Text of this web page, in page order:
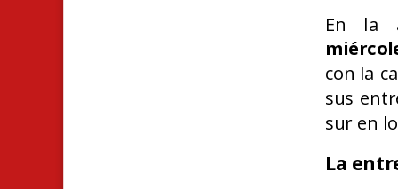
En la
con la
sus
sur en
La